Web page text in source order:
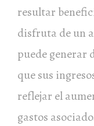
resultar
disfruta de un
puede generar
que sus
reflejar el
gastos